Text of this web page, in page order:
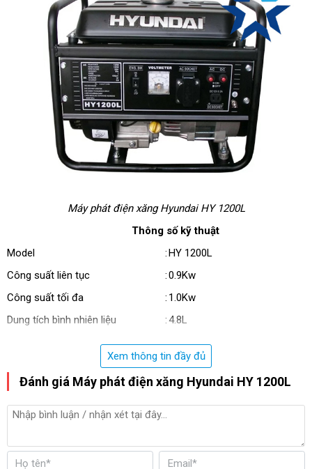
Máy phát điện xăng Hyundai HY 1200L
Thông số kỹ thuật
Model
:HY 1200L
Công suất liên tục
:0.9Kw
Công suất tối đa
: 1.0Kw
Dung tích bình nhiên liệu
:4.8L
Dung tích dầu bôi trơn
:0.6 L
Thời gian chạy liên tục
:13h(50% CS)
Tiêu hao nhiên liệu
: 0.54 L/h (100%CS)
Điện áp đầu ra
:4.3A/230V/50Hz
Kích thước
:450x355x370(mm)
Xem thông tin đầy đủ
Đánh giá Máy phát điện xăng Hyundai HY 1200L